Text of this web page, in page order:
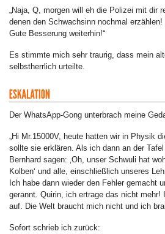
„Naja, Q, morgen will eh die Polizei mit dir
denen den Schwachsinn nochmal
Gute Besserung weiterhin!“
Es stimmte mich sehr traurig, dass mein
selbstherrlich urteilte.
Der WhatsApp-Gong unterbrach meine
„Hi Mr.15000V, heute hatten wir in Physik
sollte sie erklären. Als ich dann an der
Bernhard sagen: ‚Oh, unser Schwuli hat
Kolben‘ und alle, einschließlich unseres
Ich habe dann wieder den Fehler gemacht
gerannt. Quirin, ich ertrage das nicht mehr!
auf. Die Welt braucht mich nicht und ich
Sofort schrieb ich zurück: